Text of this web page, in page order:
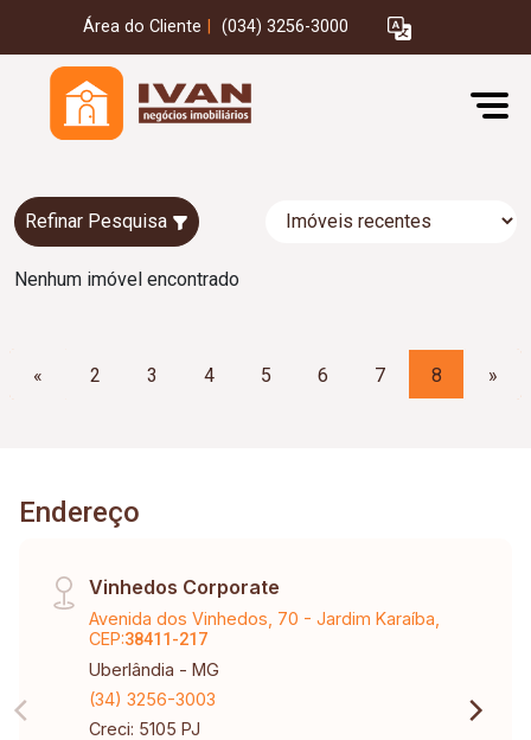
Área do Cliente (034) 3256-3000
Refinar Pesquisa
Nenhum imóvel encontrado
« 2 3 4 5 6 7 8 »
Endereço
Vinhedos Corporate
Avenida dos Vinhedos, 70 - Jardim Karaíba,
CEP:38411-217
Uberlândia - MG
(34) 3256-3003
Creci: 5105 PJ